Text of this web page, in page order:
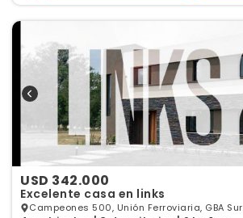
USD 342.000
Excelente casa en links
Campeones 500, Unión Ferroviaria, GBA Sur